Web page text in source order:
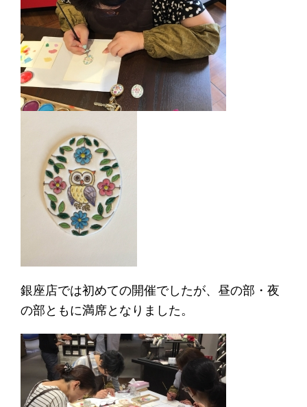
銀座店では初めての開催でしたが、昼の部・夜
の部ともに満席となりました。